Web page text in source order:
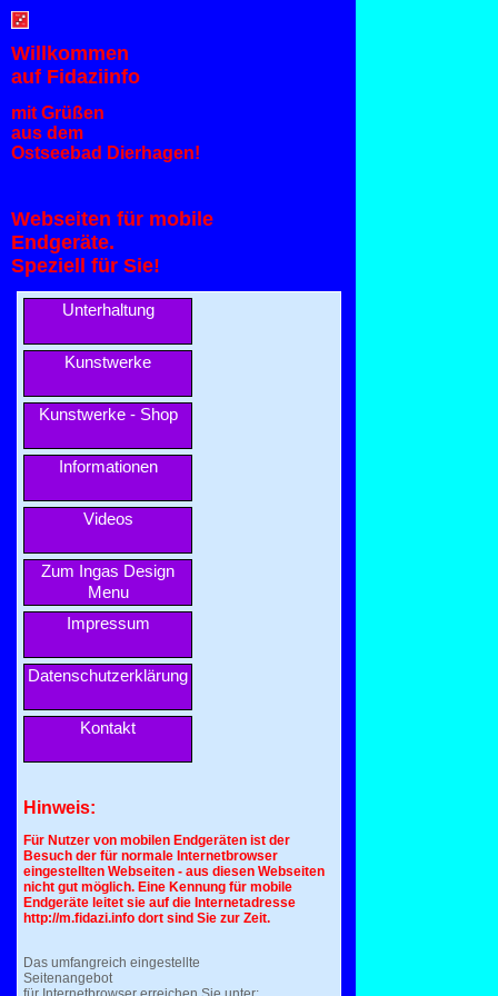
Willkommen
auf Fidaziinfo
mit Grüßen
aus dem
Ostseebad Dierhagen!
Webseiten für mobile
Endgeräte.
Speziell für Sie!
Unterhaltung
Kunstwerke
Kunstwerke - Shop
Informationen
Videos
Zum Ingas Design
Menu
Impressum
Datenschutzerklärung
Kontakt
Hinweis:
Für Nutzer von mobilen Endgeräten ist der
Besuch der für normale Internetbrowser
eingestellten Webseiten - aus diesen Webseiten
nicht gut möglich. Eine Kennung für mobile
Endgeräte leitet sie auf die Internetadresse
http://m.fidazi.info dort sind Sie zur Zeit.
Das umfangreich eingestellte
Seitenangebot